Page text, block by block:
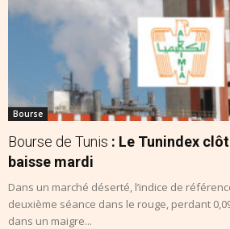
Bourse
Bourse de Tunis : Le Tunindex
baisse mardi
Dans un marché déserté, l’indice de
deuxième séance dans le rouge, perdant
dans un maigre...